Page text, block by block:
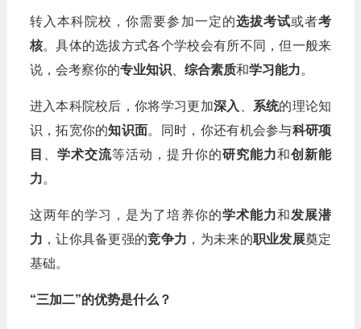
转入本科院校，你需要参加一定的选拔考试或者考
核。具体的选拔方式各个学校会有所不同，但一般来
说，会考察你的专业知识 综合素质和学习能力。
进入本科院校后，你将学习更加深入 系统的理论知
识，拓宽你的知识面。同时，你还有机会参与科研项
目
学术交流等活动，提升你的研究能力和创新能
力。
这两年的学习，是为了培养你的学术能力和发展潜
力 ，让你具备更强的竞争力 ，为未来的职业发展奠定
基础。
“三加二”的优势是什么？